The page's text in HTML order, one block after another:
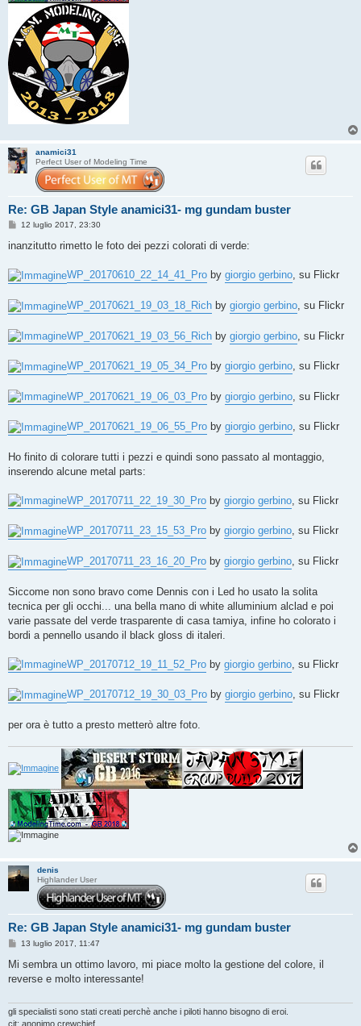
anamici31
Perfect User of Modeling Time
Re: GB Japan Style anamici31- mg gundam buster
M
s
g
g
o
12 luglio 2017, 23:30
inanzitutto rimetto le foto dei pezzi colorati di verde:
WP_20170610_22_14_41_Pro by giorgio gerbino, su Flickr
WP_20170621_19_03_18_Rich by giorgio gerbino, su Flickr
WP_20170621_19_03_56_Rich by giorgio gerbino , su Flickr
WP_20170621_19_05_34_Pro by giorgio gerbino, su Flickr
WP_20170621_19_06_03_Pro by giorgio gerbino , su Flickr
WP_20170621_19_06_55_Pro by giorgio gerbino, su Flickr
Ho finito di colorare tutti i pezzi e quindi sono passato al montaggio,
inserendo alcune metal parts:
WP_20170711_22_19_30_Pro by giorgio gerbino , su Flickr
WP_20170711_23_15_53_Pro by giorgio gerbino, su Flickr
WP_20170711_23_16_20_Pro by giorgio gerbino , su Flickr
Siccome non sono bravo come Dennis con i Led ho usato la solita
tecnica per gli occhi... una bella mano di white alluminium alclad e poi
varie passate del verde trasparente di casa tamiya, infine ho colorato i
bordi a pennello usando il black gloss di italeri.
WP_20170712_19_11_52_Pro by giorgio gerbino , su Flickr
WP_20170712_19_30_03_Pro by giorgio gerbino, su Flickr
per ora è tutto a presto metterò altre foto.
denis
Highlander User
Re: GB Japan Style anamici31- mg gundam buster
M
s
a
i
13 luglio 2017, 11:47
Mi sembra un ottimo lavoro, mi piace molto la gestione del colore, il
reverse e molto interessante!
gli specialisti sono stati creati perchè anche i piloti hanno bisogno di eroi.
cit: anonimo crewchief